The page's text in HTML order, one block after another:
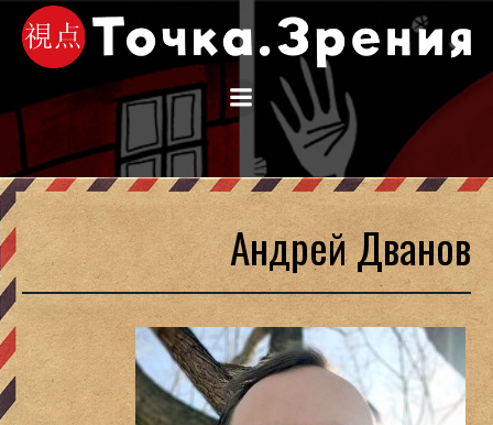
Перейти
к
содержимому
Андрей Дванов